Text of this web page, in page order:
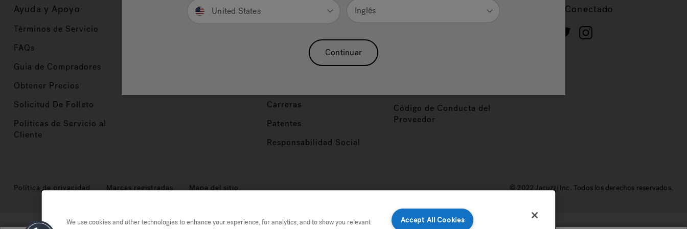
Ayuda y Apoyo
Términos de Servicio
FAQs
Guia de Compradores
Obtener Precios
Solicitud De Folleto
Políticas de Servicio al
Cliente
Propietarios Nuestra Marca
Hidroterapia
Asociaciones
Carreras
Patentes
Responsabilidad Social
Código de Conducta del
Proveedor
Mantente Conectado
Política de privacidad Marcas registradas Mapa del sitio © 2022 Jacuzzi Inc. Todos los derechos reservados.
United States Inglés
Continuar
We use cookies and other technologies to enhance your experience, for analytics, and to show you relevant
Accept All Cookies